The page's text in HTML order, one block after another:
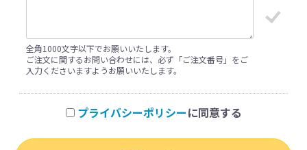
全角1000文字以下でお願いいたします。
ご注文に関するお問い合わせには、必ず「ご注文番号」をご
入力くださいますようお願いいたします。
プライバシーポリシーに同意する